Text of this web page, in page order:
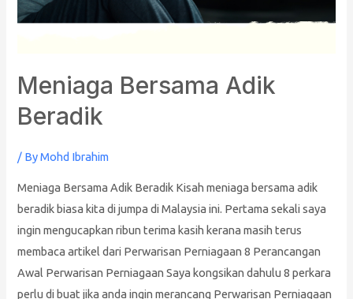
Meniaga Bersama Adik
Beradik
/ ByMohd Ibrahim
Meniaga Bersama Adik Beradik Kisah meniaga bersama adik
beradik biasa kita di jumpa di Malaysia ini. Pertama sekali saya
ingin mengucapkan ribun terima kasih kerana masih terus
membaca artikel dari Perwarisan Perniagaan 8 Perancangan
Awal Perwarisan Perniagaan Saya kongsikan dahulu 8 perkara
perlu di buat jika anda ingin merancang Perwarisan Perniagaan